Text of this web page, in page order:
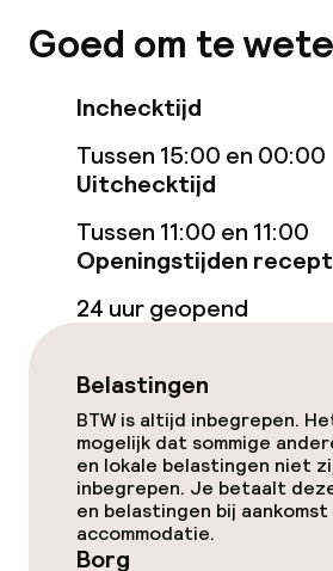
Zakelijke faciliteiten
Conferentieruimte
Vergaderruimte
Beleid
Borg bij aankomst
Overal rookvrij
Goed om te
Inchecktijd
Tussen 15:00 en 00:00
Uitchecktijd
Tussen 11:00 en 11:00
Openingstijden
24 uur geopend
Belastingen
BTW is altijd inbegrepen.
mogelijk dat sommige
en lokale belastingen niet
inbegrepen. Je betaalt
en belastingen bij aankomst
accommodatie.
Borg